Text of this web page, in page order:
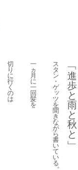
﹁
進
歩
と
雨
と
秋
と
﹂
ス
タ
ン
・
ゲ
ッ
ツ
を
聞
き
な
が
ら
書
い
て
い
る。
一
ヵ
月
に
一
回
髪
を
切
り
に
行
く
の
は